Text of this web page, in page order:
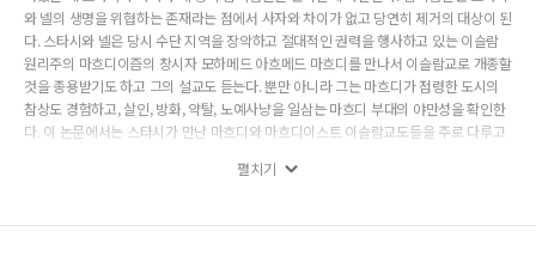
와 넬의 생명을 위협하는 존재라는 점에서 사자와 차이가 없고 당연히 제거의 대상이 된
다. 스타시와 넬은 당시 수단 지역을 장악하고 절대적인 권력을 행사하고 있는 이슬람
원리주의 마흐디이즘의 창시자 모하메드 아흐메드 마흐디를 만나서 이슬람교로 개종할
것을 종용받기도 하고 그의 설교도 듣는다. 뿐만 아니라 그는 마흐디가 점령한 도시의
참상도 경험하고, 살인, 방화, 약탈, 노예사냥을 일삼는 마흐디 부대의 야만성을 확인한
다. 이 논문에서는 스타시가 만난 마흐디와 마흐디이스트 이슬람교도들을 주로 다루고
자 윙게이트의 연구에 나타난 마흐디 를 스타시가 본 마흐디와 비교하고 있다.
펼치기